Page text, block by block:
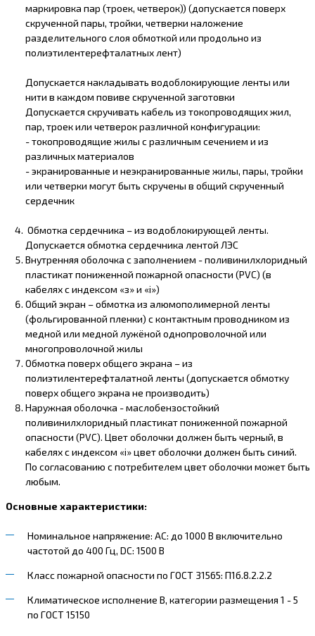
маркировка пар (троек, четверок)) (допускается поверх
скрученной пары, тройки, четверки наложение
разделительного слоя обмоткой или продольно из
полиэтилентерефталатных лент)
Допускается накладывать водоблокирующие ленты или
нити в каждом повиве скрученной заготовки
Допускается скручивать кабель из токопроводящих жил,
пар, троек или четверок различной конфигурации:
- токопроводящие жилы с различным сечением и из
различных материалов
- экранированные и неэкранированные жилы, пары, тройки
или четверки могут быть скручены в общий скрученный
сердечник
Обмотка сердечника – из водоблокирующей ленты.
Допускается обмотка сердечника лентой ЛЭС
Внутренняя оболочка с заполнением - поливинилхлоридный
пластикат пониженной пожарной опасности (PVC) (в
кабелях с индексом «з» и «i»)
Общий экран – обмотка из алюмополимерной ленты
(фольгированной пленки) с контактным проводником из
медной или медной лужёной однопроволочной или
многопроволочной жилы
Обмотка поверх общего экрана – из
полиэтилентерефталатной ленты (допускается обмотку
поверх общего экрана не производить)
Наружная оболочка - маслобензостойкий
поливинилхлоридный пластикат пониженной пожарной
опасности (PVC). Цвет оболочки должен быть черный, в
кабелях с индексом «i» цвет оболочки должен быть синий.
По согласованию с потребителем цвет оболочки может быть
любым.
Основные характеристики:
Номинальное напряжение: AC: до 1000 В включительно
частотой до 400 Гц, DC: 1500 В
Класс пожарной опасности по ГОСТ 31565: П1б.8.2.2.2
Климатическое исполнение В, категории размещения 1 - 5
по ГОСТ 15150